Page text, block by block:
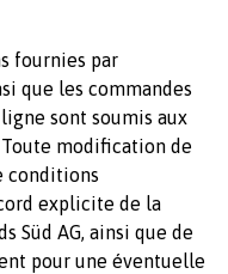
fournies par
que les commandes
sont soumis aux
modification de
conditions
explicite de la
Süd AG, ainsi que de
pour une éventuelle